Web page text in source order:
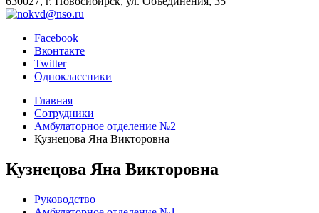
Facebook
Вконтакте
Twitter
Одноклассники
Главная
Сотрудники
Амбулаторное отделение №2
Кузнецова Яна Викторовна
Кузнецова Яна Викторовна
Руководство